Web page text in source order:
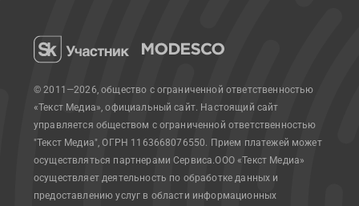
© 2011—2026, общество с ограниченной ответственностью
«Текст Медиа», официальный сайт. Настоящий сайт
управляется обществом с ограниченной ответственностью
"Текст Медиа", ОГРН 1163668076550. Прием платежей может
осуществляться партнерами Сервиса.ООО «Текст Медиа»
осуществляет деятельность по обработке данных и
предоставлению услуг в области информационных